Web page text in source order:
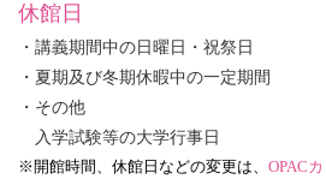
休館日
・講義期間中の日曜日・祝祭日
・夏期及び冬期休暇中の一定期間
・その他
入学試験等の大学行
※開館時間、休館日などの変更は、 OPAC